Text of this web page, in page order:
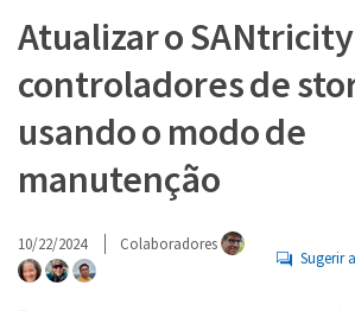
Atualizar o
controladores de
usando o modo de
manutenção
10/22/2024 Colaboradores
Sugerir